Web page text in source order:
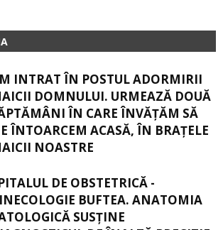
INTRAT ÎN POSTUL ADORMIRII
DOMNULUI. URMEAZĂ DOUĂ
ÎN CARE ÎNVĂŢĂM SĂ
ÎNTOARCEM ACASĂ, ÎN BRAŢELE
NOASTRE
DE OBSTETRICĂ -
BUFTEA. ANATOMIA
SUSŢINE